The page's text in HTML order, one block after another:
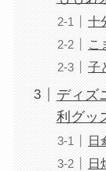
十
こ
子
ディズ
利グッ
日
日